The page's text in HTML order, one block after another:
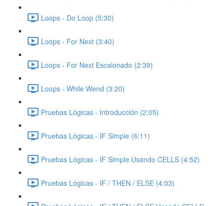
Loops - Do Loop (5:30)
Loops - For Next (3:40)
Loops - For Next Escalonado (2:39)
Loops - While Wend (3:20)
Pruebas Lógicas - Introducción (2:05)
Pruebas Lógicas - IF Simple (6:11)
Pruebas Lógicas - IF Simple Usando CELLS (4:52)
Pruebas Lógicas - IF / THEN / ELSE (4:03)